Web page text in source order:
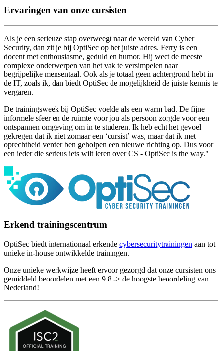
Ervaringen van onze cursisten
Als je een serieuze stap overweegt naar de wereld van Cyber
Security, dan zit je bij OptiSec op het juiste adres. Ferry is een
docent met enthousiasme, geduld en humor. Hij weet de meeste
complexe onderwerpen van het vak te versimpelen naar
begrijpelijke mensentaal. Ook als je totaal geen achtergrond hebt in
de IT, zoals ik, dan biedt OptiSec de mogelijkheid de juiste kennis te
vergaren.
De trainingsweek bij OptiSec voelde als een warm bad. De fijne
informele sfeer en de ruimte voor jou als persoon zorgde voor een
ontspannen omgeving om in te studeren. Ik heb echt het gevoel
gekregen dat ik niet zomaar een ‘cursist’ was, maar dat ik met
oprechtheid verder ben geholpen een nieuwe richting op. Dus voor
een ieder die serieus iets wilt leren over CS - OptiSec is the way."
Erkend trainingscentrum
OptiSec biedt internationaal erkende cybersecuritytrainingen aan tot
unieke in-house ontwikkelde trainingen.
Onze unieke werkwijze heeft ervoor gezorgd dat onze cursisten ons
gemiddeld beoordelen met een 9.8 -> de hoogste beoordeling van
Nederland!